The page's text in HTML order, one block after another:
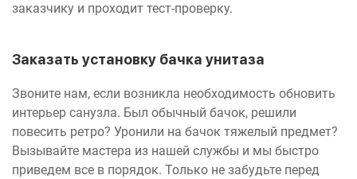
заказчику и проходит тест-проверку.
Заказать установку бачка унитаза
Звоните нам, если возникла необходимость обновить
интерьер санузла. Был обычный бачок, решили
повесить ретро? Уронили на бачок тяжелый предмет?
Вызывайте мастера из нашей службы и мы быстро
приведем все в порядок. Только не забудьте перед